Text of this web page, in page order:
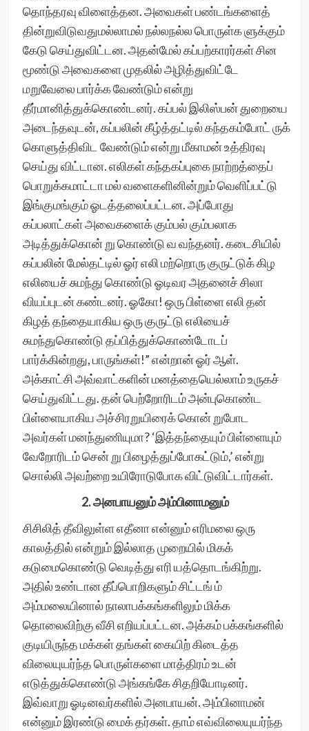
தொந்தரவு விளைத்தன. அவைகள் பண்டங்களைத்
தின்றுவிடுவதுமல்லாமல் நல்லநல்ல பொருள்க ளுக்கும்
கேடு செய்துவிட்டன. அதன்மேல் கப்பற்காரர்கள் சின
மூண்டு அவைகளை முதலில் அழித்துவிட்டே
மறுவேலை பார்க்க வேண்டும் என்று
தீர்மானித்துக்கொண்டனர். கப்பல் இலிஸ்பன் துறையை
அடைந்தவுடன், கப்பலின் கீழ்த்தட்டில் கந்தகம்போட் ருக்
கொளுத்திவிட வேண்டும் என்று மீகாமன் உத்திரவு
செய்து விட்டான. எலிகள் கந்தகப்புகை நாற்றத்தைப்
பொறுக்கமாட்டா மல் வளைகளினின்றும் வெளிப்பட்டு
இங்குமங்கும் ஓடத்தலைப்பட்டன. அப்போது
கப்பலாட்கள் அவைகளைக் கும்பல் கும்பலாக
அடித்துக்கொன் று கொண்டு வ வந்தனர். கடைசியில்
கப்பலின் மேல்தட்டில் ஓர் எலி மற்றொரு குருட்டுக் கிழ
எலியைச் சுமந்து கொண்டு ஓடிவர அதனைச் சிலா
வியப்புடன் கண்டனர். ஓகோ! ஒரு பிள்ளை எலி தன்
கிழத் தந்தையாகிய ஒரு குருட்டு எலியைச்
சுமந்துகொண்டு தப்பித்துக்கொண்டோடப்
பார்க்கின்றது, பாருங்கள்!” என்றான் ஓர் ஆள்.
அக்காட்சி அவ்வாட்களின் மனத்தையெல்லாம் உருகச்
செய்துவிட்டது. தன் பெற்றோரிடம் அன்புகொண்ட
பிள்ளையாகிய அச்சிரறுயிரைக் கொன் றுபோட
அவர்கள் மனந்துணியுமா? ‘இத்தந்தையும் பிள்ளையும்
வேறோரிடம் சென் று பிழைத்துப்போகட்டும்,’ என்று
சொல்லி அவற்றை உயிரோடுபோக விட்டுவிட்டார்கள்.
2. அனபாயனும் அம்பினாமனும்
சிசிலித் தீவிலுள்ள எதீனா என்னும் எரிமலை ஒரு
காலத்தில் என்றும் இல்லாத முறையில் மிகக்
கடுமைகொண்டு வெடித்து எரி யத்தொடங்கிற்று.
அதில் உண்டான தீப்பொறிகளும் சிட்டங் ம்
அம்மலையினால் நாலாபக்கங்களிலும் மிக்க
தொலைவிற்கு வீசி எறியப்பட்டன. அக்கம் பக்கங்களில்
குடியிருந்த மக்கள் தங்கள் கையிற் கிடைத்த
விலையுயர்ந்த பொருள்களை மாத்திரம் உடன்
எடுத்துக்கொண்டு அங்கங்கே சிதறியோடினர்.
இவ்வாறு ஓடினவர்களில் அனபாயன். அம்பினாமன்
என்னும் இரண்டு மைக் தர்கள். தாம் எவ்விலையுயர்ந்த